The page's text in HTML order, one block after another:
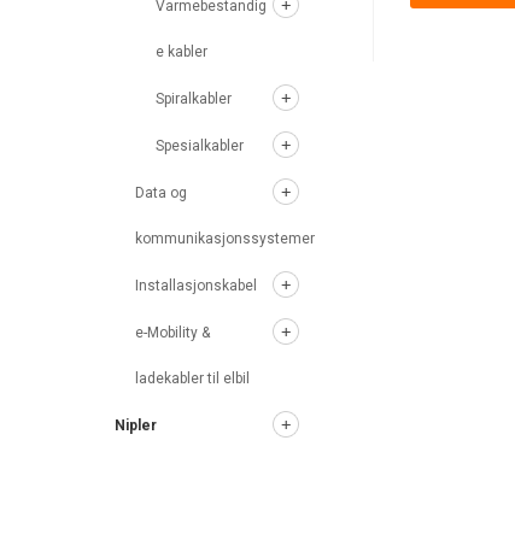
Varmebestandig
e kabler
Spiralkabler
Spesialkabler
Data og
kommunikasjonssystemer
Installasjonskabel
e-Mobility &
ladekabler til elbil
Nipler